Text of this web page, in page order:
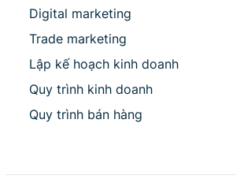
Digital marketing
Trade marketing
Lập kế hoạch kinh doanh
Quy trình kinh doanh
Quy trình bán hàng